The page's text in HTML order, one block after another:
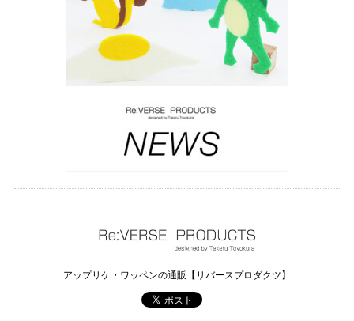
2022/10/05
2022/07/07
アイロン接着 フェルト アップリケ（小人A）
2022/03/16
アップリケ・ワッペンの通販【リバースプロダクツ】